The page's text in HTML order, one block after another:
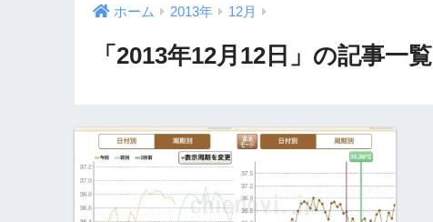
ホーム 2013年 12月
「2013年12月12日」の記事一覧